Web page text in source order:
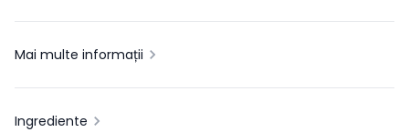
Mai multe informații
Ingrediente